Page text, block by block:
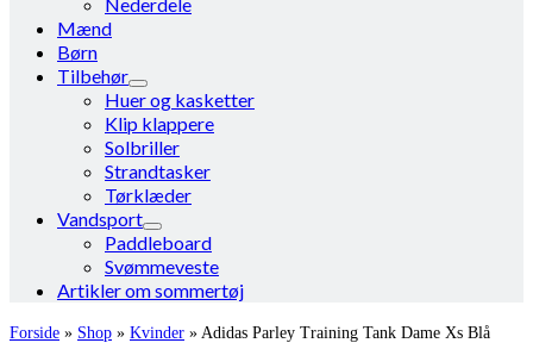
Mænd
Børn
Tilbehør
Huer og kasketter
Klip klappere
Solbriller
Strandtasker
Tørklæder
Vandsport
Paddleboard
Svømmeveste
Artikler om sommertøj
Forside » Shop » Kvinder » Adidas Parley Training Tank Dame Xs Blå